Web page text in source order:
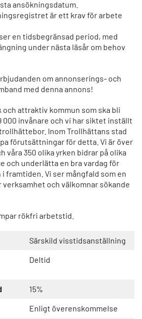
ansökningsdatum.
är ett krav för arbete
en tidsbegränsad period, med
under nästa läsår om behov
om annonserings- och
med denna annons!
attraktiv kommun som ska bli
000 invånare och vi har siktet inställt
Inom Trollhättans stad
förutsättningar för detta. Vi är över
våra 350 olika yrken bidrar på olika
och underlätta en bra vardag för
i framtiden. Vi ser mångfald som en
verksamhet och välkomnar sökande
rökfri arbetstid.
Särskild visstidsanställning
Deltid
15%
Enligt överenskommelse